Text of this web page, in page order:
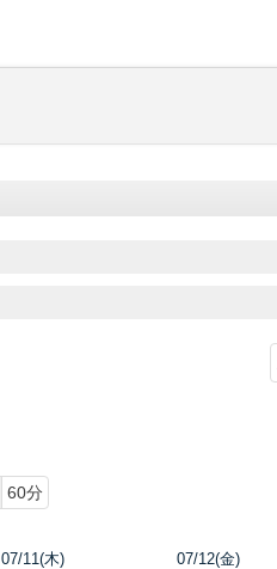
60分
07/11(木) 07/12(金)